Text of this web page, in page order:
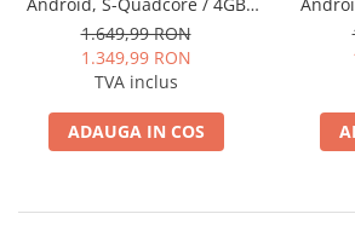
Isuzu
RAM + 64GB ROM, 9.5 Inch -
AD-BGS90042K+AD-
BGRKIT310
1.649,99 RON
1.349,99 RON
TVA inclus
ADAUGA IN COS
RAM
AD-